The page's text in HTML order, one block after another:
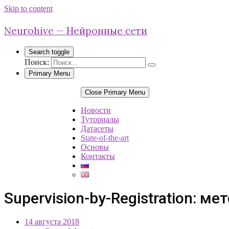
Skip to content
Neurohive — Нейронные сети
Search toggle
Поиск:
Primary Menu
Close Primary Menu
Новости
Туториалы
Датасеты
State-of-the-art
Основы
Контакты
Supervision-by-Registration:
14 августа 2018